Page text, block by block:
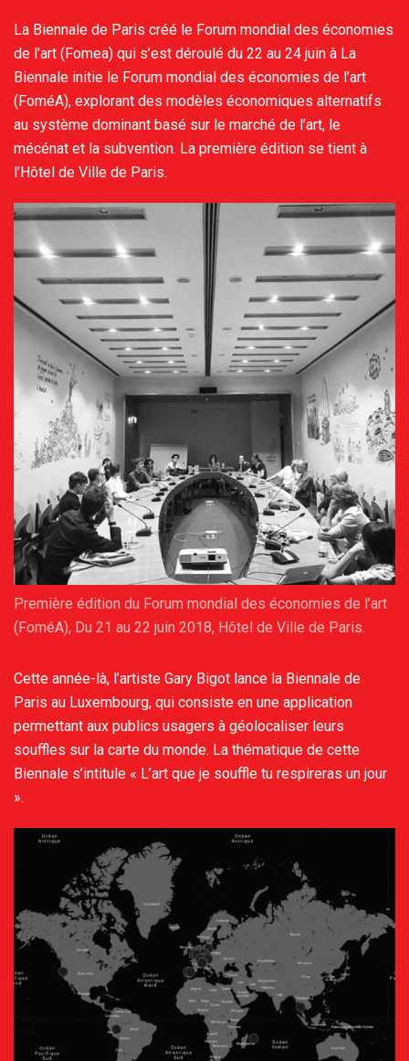
La Biennale de Paris créé le Forum mondial des économies
de l’art (Fomea) qui s’est déroulé du 22 au 24 juin à La
Biennale initie le Forum mondial des économies de l’art
(FoméA), explorant des modèles économiques alternatifs
au système dominant basé sur le marché de l’art, le
mécénat et la subvention. La première édition se tient à
l’Hôtel de Ville de Paris.
Première édition du Forum mondial des économies de l’art
(FoméA), Du 21 au 22 juin 2018, Hôtel de Ville de Paris.
Cette année-là, l’artiste Gary Bigot lance la Biennale de
Paris au Luxembourg, qui consiste en une application
permettant aux publics usagers à géolocaliser leurs
souffles sur la carte du monde. La thématique de cette
Biennale s’intitule « L’art que je souffle tu respireras un jour
».